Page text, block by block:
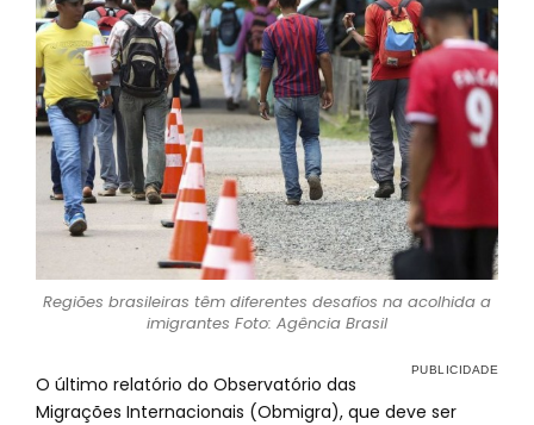
Regiões brasileiras têm diferentes desafios na acolhida a
imigrantes Foto: Agência Brasil
O último relatório do Observatório das
Migrações Internacionais (Obmigra), que deve ser